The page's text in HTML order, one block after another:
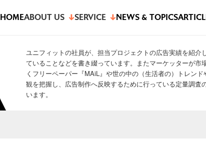
HOMEABOUT US SERVICE NEWS & TOPICS
ユニフィットの社員が、担当プロジェクトの広告実績を紹介
ていることなどを書き綴っています。またマーケッターが市
くフリーペーパー『MAiL』や世の中の（生活者の）トレン
観を把握し、広告制作へ反映するために行っている定量調査
います。